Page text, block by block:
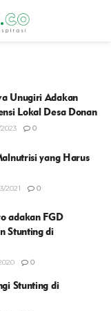
Unugiri Adakan
Lokal Desa Donan
0
yang Harus
2021 0
adakan FGD
Stunting di
0
Stunting di